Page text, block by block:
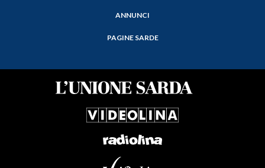
ANNUNCI
PAGINE SARDE